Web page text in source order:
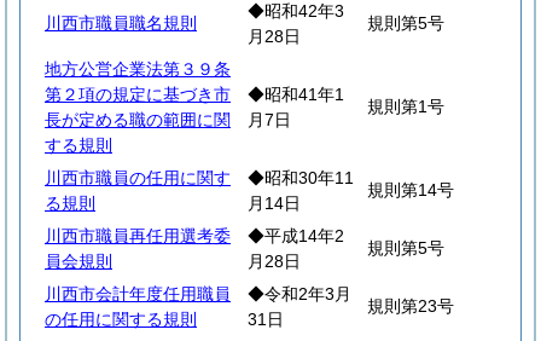
川西市職員職名規則
◆昭和42年3
月28日
規則第5号
地方公営企業法第３９条
第２項の規定に基づき市
長が定める職の範囲に関
する規則
◆昭和41年1
月7日
規則第1号
川西市職員の任用に関す
る規則
◆昭和30年11
月14日
規則第14号
川西市職員再任用選考委
員会規則
◆平成14年2
月28日
規則第5号
川西市会計年度任用職員
の任用に関する規則
◆令和2年3月
31日
規則第23号